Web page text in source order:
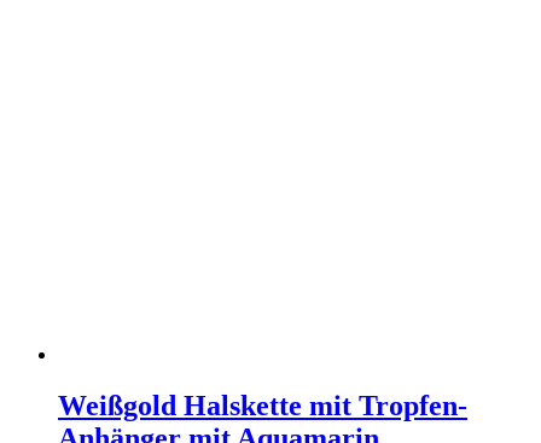
Weißgold Halskette mit Tropfen-